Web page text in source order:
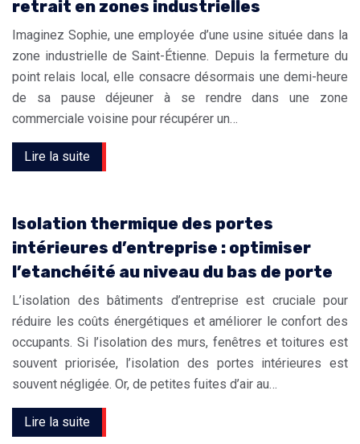
retrait en zones industrielles
Imaginez Sophie, une employée d’une usine située dans la
zone industrielle de Saint-Étienne. Depuis la fermeture du
point relais local, elle consacre désormais une demi-heure
de sa pause déjeuner à se rendre dans une zone
commerciale voisine pour récupérer un…
Lire la suite
Isolation thermique des portes
intérieures d’entreprise : optimiser
l’etanchéité au niveau du bas de porte
L’isolation des bâtiments d’entreprise est cruciale pour
réduire les coûts énergétiques et améliorer le confort des
occupants. Si l’isolation des murs, fenêtres et toitures est
souvent priorisée, l’isolation des portes intérieures est
souvent négligée. Or, de petites fuites d’air au…
Lire la suite